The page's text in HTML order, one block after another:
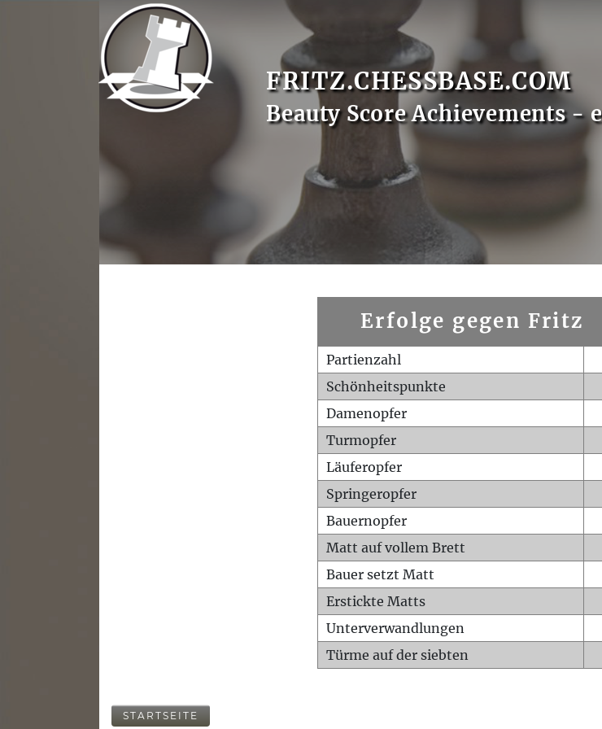
FRITZ.CHESSBASE.COM
Beauty Score Achievements -
Erfolge gegen Fritz
Partienzahl
Schönheitspunkte
Damenopfer
Turmopfer
Läuferopfer
Springeropfer
Bauernopfer
Matt auf vollem Brett
Bauer setzt Matt
Erstickte Matts
Unterverwandlungen
Türme auf der siebten
STARTSEITE